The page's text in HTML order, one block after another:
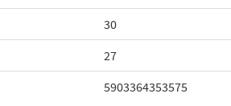
30
27
5903364353575